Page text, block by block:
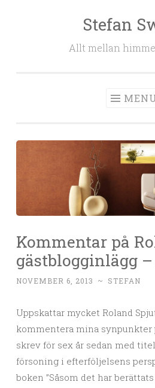
Stefan
Allt mellan
Kommentar på
gästblogginlägg –
NOVEMBER 6, 2013 ~ STEFAN
Uppskattar mycket Roland
kommentera mina synpunkter
skrev för sex år sedan med
försoning i efterföljelsens
boken ”Såsom det har